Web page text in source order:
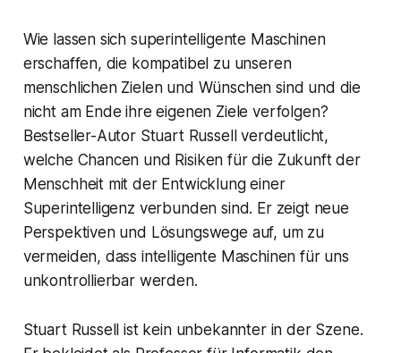
Wie lassen sich superintelligente Maschinen
erschaffen, die kompatibel zu unseren
menschlichen Zielen und Wünschen sind und die
nicht am Ende ihre eigenen Ziele verfolgen?
Bestseller-Autor Stuart Russell verdeutlicht,
welche Chancen und Risiken für die Zukunft der
Menschheit mit der Entwicklung einer
Superintelligenz verbunden sind. Er zeigt neue
Perspektiven und Lösungswege auf, um zu
vermeiden, dass intelligente Maschinen für uns
unkontrollierbar werden.
Stuart Russell ist kein unbekannter in der Szene.